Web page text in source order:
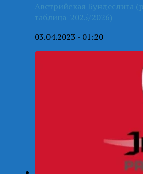
Австрийская Бундеслига
таблица-2025/2026)
03.04.2023 - 01:20